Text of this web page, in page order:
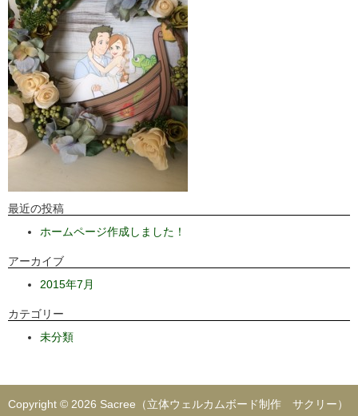
最近の投稿
ホームページ作成しました！
アーカイブ
2015年7月
カテゴリー
未分類
Copyright © 2026 Sacree（立体ウェルカムボード制作 サクリー）